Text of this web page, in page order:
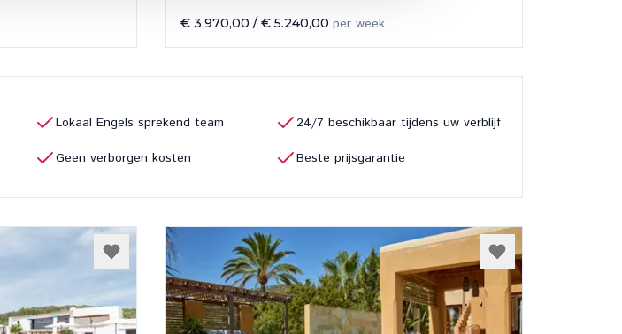
€ 3.970,00 / € 5.240,00 per week
Lokaal Engels sprekend team
24/7 beschikbaar tijdens uw verblijf
Geen verborgen kosten Beste prijsgarantie